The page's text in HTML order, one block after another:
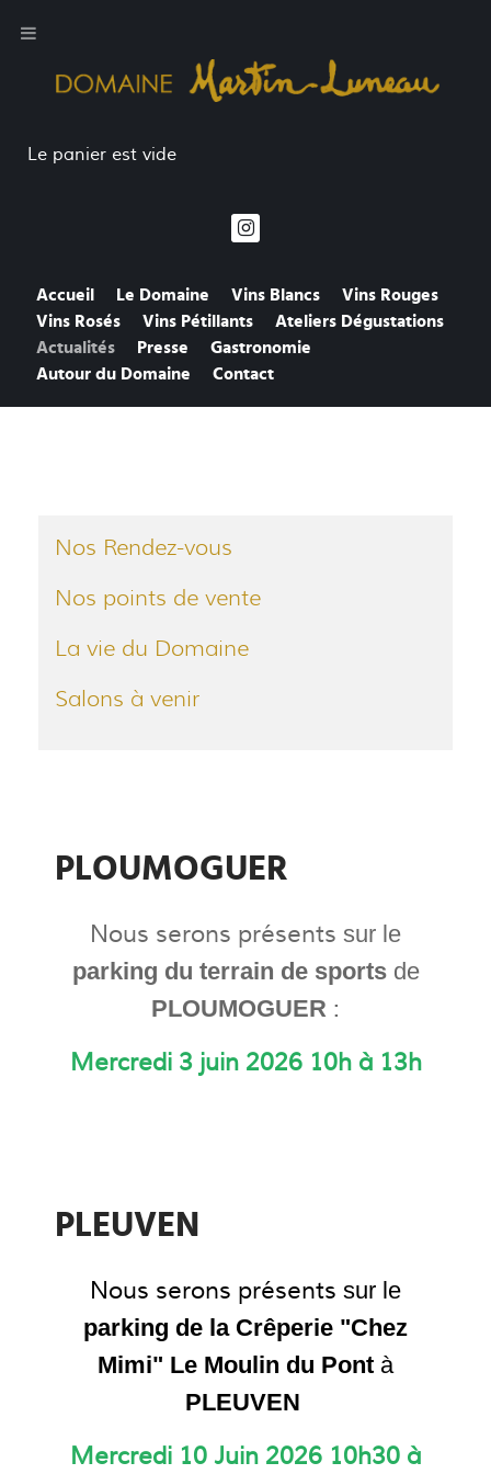
Le panier est vide
Accueil Le Domaine Vins Blancs
Vins Rouges
Vins Rosés
Vins Pétillants
Ateliers Dégustations
Actualités
Presse
Gastronomie
Autour du Domaine
Contact
Nos Rendez-vous
Nos points de vente
La vie du Domaine
Salons à venir
PLOUMOGUER
Nous serons présents sur le
parking du terrain de sportsde
PLOUMOGUER :
Mercredi 3 juin 2026 10h à 13h
PLEUVEN
Nous serons présents sur le
parking de la Crêperie "Chez
Mimi" Le Moulin du Pont à
PLEUVEN
Mercredi 10 Juin 2026 10h30 à